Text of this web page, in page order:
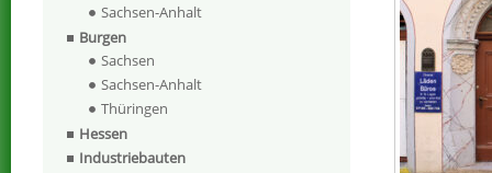
Sachsen-Anhalt
Burgen
Sachsen
Sachsen-Anhalt
Thüringen
Hessen
Industriebauten